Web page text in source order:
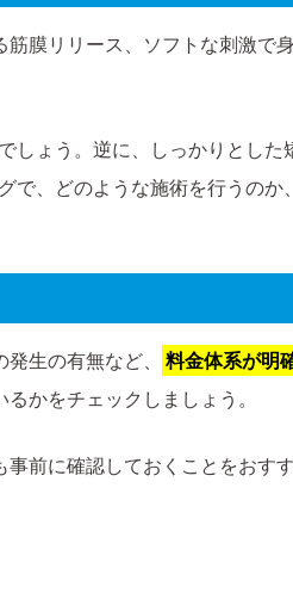
膜リリース、ソフトな刺激で
しょう。逆に、しっかりとした
で、どのような施術を行うのか
生の有無など、 料金体系が明
かをチェックしましょう。
前に確認しておくことをおす